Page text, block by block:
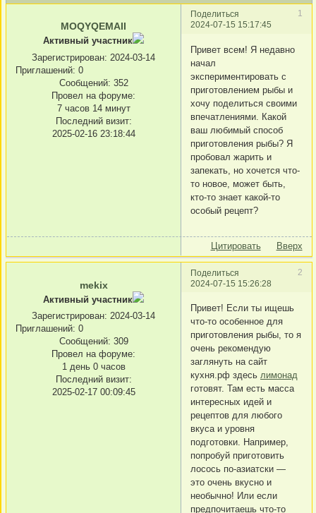
Поделиться
1
2024-07-15 15:17:45
MOQYQEMAII
Активный участник
Зарегистрирован: 2024-03-14
Приглашений: 0
Сообщений: 352
Провел на форуме:
7 часов 14 минут
Последний визит:
2025-02-16 23:18:44
Привет всем! Я недавно
начал
экспериментировать с
приготовлением рыбы и
хочу поделиться своими
впечатлениями. Какой
ваш любимый способ
приготовления рыбы? Я
пробовал жарить и
запекать, но хочется что-
то новое, может быть,
кто-то знает какой-то
особый рецепт?
Цитировать Вверх
Поделиться
2
2024-07-15 15:26:28
mekix
Активный участник
Зарегистрирован: 2024-03-14
Приглашений: 0
Сообщений: 309
Провел на форуме:
1 день 0 часов
Последний визит:
2025-02-17 00:09:45
Привет! Если ты ищешь
что-то особенное для
приготовления рыбы, то я
очень рекомендую
заглянуть на сайт
кухня.рф здесь лимонад
готовят. Там есть масса
интересных идей и
рецептов для любого
вкуса и уровня
подготовки. Например,
попробуй приготовить
лосось по-азиатски —
это очень вкусно и
необычно! Или если
предпочитаешь что-то